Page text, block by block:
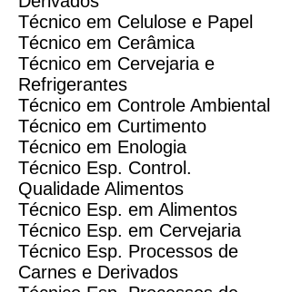
Técnico em Celulose e Papel
Técnico em Cerâmica
Técnico em Cervejaria e
Refrigerantes
Técnico em Controle Ambiental
Técnico em Curtimento
Técnico em Enologia
Técnico Esp. Control.
Qualidade Alimentos
Técnico Esp. em Alimentos
Técnico Esp. em Cervejaria
Técnico Esp. Processos de
Carnes e Derivados